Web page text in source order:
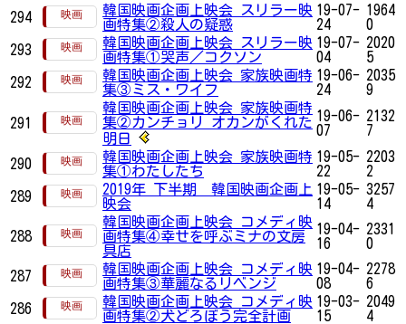
294
韓国映画企画上映会 スリラー映
画特集②殺人の疑惑
19-07-
24
1964
0
293
韓国映画企画上映会 スリラー映
画特集①哭声／コクソン
19-07-
04
2020
5
292
韓国映画企画上映会 家族映画特
集③ミス・ワイフ
19-06-
24
2035
9
291
韓国映画企画上映会 家族映画特
集②カンチョリ オカンがくれた
明日
19-06-
07
2132
7
290
韓国映画企画上映会 家族映画特
集①わたしたち
19-05-
22
2203
2
289
2019年 下半期 韓国映画企画上
映会
19-05-
14
3257
4
288
韓国映画企画上映会 コメディ映
画特集④幸せを呼ぶミナの文房
具店
19-04-
16
2331
0
287
韓国映画企画上映会 コメディ映
画特集③華麗なるリベンジ
19-04-
08
2278
6
286
韓国映画企画上映会 コメディ映
画特集②犬どろぼう完全計画
19-03-
15
2049
4